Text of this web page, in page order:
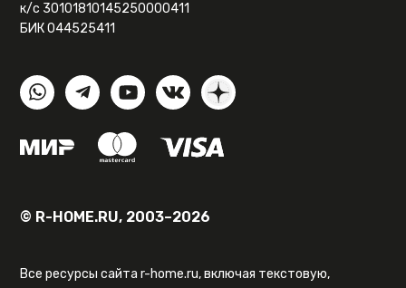
к/с 30101810145250000411
БИК 044525411
© R-HOME.RU, 2003–2026
Все ресурсы сайта r-home.ru, включая текстовую,